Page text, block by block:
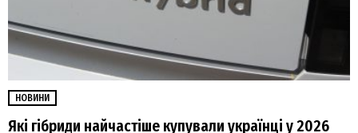
НОВИНИ
Які гібриди найчастіше купували українці у 2026